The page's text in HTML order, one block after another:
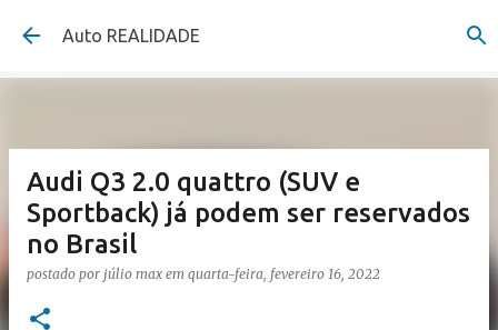
Pular para o conteúdo principal
Auto REALIDADE
Audi Q3 2.0 quattro (SUV e
Sportback) já podem ser reservados
no Brasil
postado por júlio max em quarta-feira, fevereiro 16, 2022